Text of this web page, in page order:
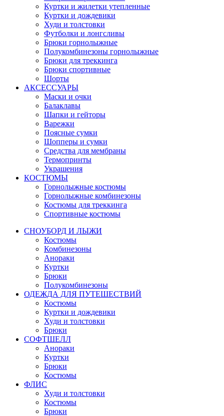
Куртки и жилетки утепленные
Куртки и дождевики
Худи и толстовки
Футболки и лонгсливы
Брюки горнолыжные
Полукомбинезоны горнолыжные
Брюки для треккинга
Брюки спортивные
Шорты
АКСЕССУАРЫ
Маски и очки
Балаклавы
Шапки и гейторы
Варежки
Поясные сумки
Шопперы и сумки
Средства для мембраны
Термопринты
Украшения
КОСТЮМЫ
Горнолыжные костюмы
Горнолыжные комбинезоны
Костюмы для треккинга
Спортивные костюмы
СНОУБОРД И ЛЫЖИ
Костюмы
Комбинезоны
Анораки
Куртки
Брюки
Полукомбинезоны
ОДЕЖДА ДЛЯ ПУТЕШЕСТВИЙ
Костюмы
Куртки и дождевики
Худи и толстовки
Брюки
СОФТШЕЛЛ
Анораки
Куртки
Брюки
Костюмы
ФЛИС
Худи и толстовки
Костюмы
Брюки